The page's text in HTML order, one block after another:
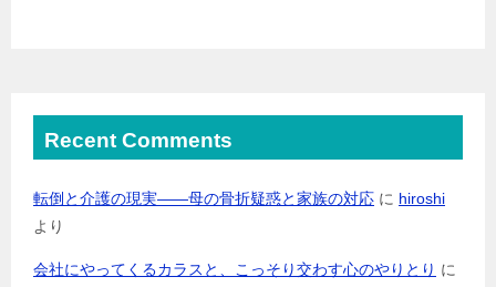
Recent Comments
転倒と介護の現実――母の骨折疑惑と家族の対応 に hiroshi
より
会社にやってくるカラスと、こっそり交わす心のやりとり に